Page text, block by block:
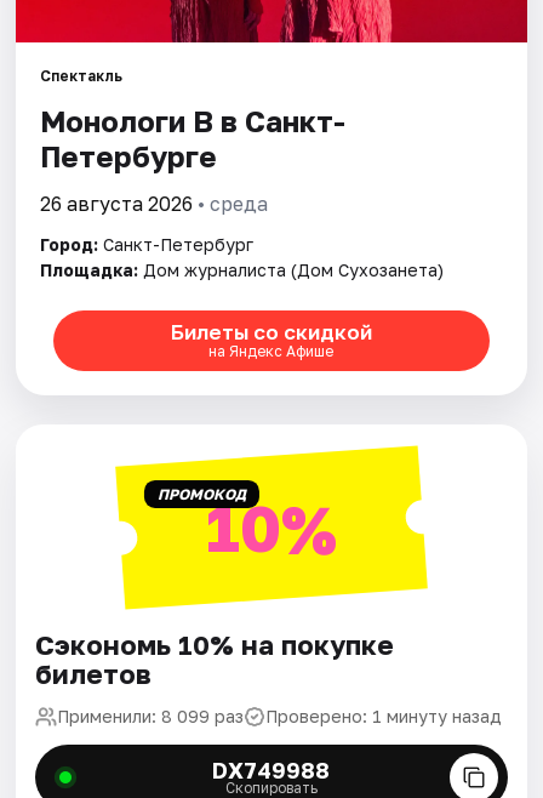
Площадки
Артисты
Спектакль
Монологи В в Санкт-
Петербурге
26 августа 2026 • среда
Город: Санкт-Петербург
Площадка: Дом журналиста (Дом Сухозанета)
Билеты со скидкой
на Яндекс Афише
ПРОМОКОД10%
Сэкономь 10% на покупке
билетов
Применили: 8 099 раз Проверено: 1 минуту назад
DX749988
Скопировать